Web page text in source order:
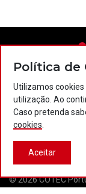
Contactos
Projectos Portugal
© 2026 COTEC
Política de
Utilizamos
utilização. Ao
Caso pretenda
cookies
Aceitar